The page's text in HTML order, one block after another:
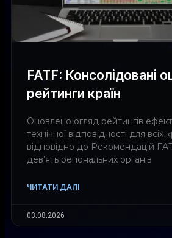
FATF: Консолідовані
рейтинги країн
Оновлено огляд рейтингів
технічної відповідності для всіх
відповідно до Рекомендацій
дев’ять регіональних органів
ЧИТАТИ ДАЛІ
03.08.2026